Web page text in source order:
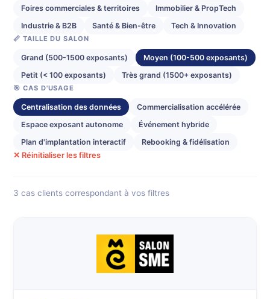
Foires commerciales & territoires
Immobilier & PropTech
Industrie & B2B
Santé & Bien-être Tech & Innovation
📏 TAILLE DU SALON
Grand (500-1500 exposants)
Moyen (100-500 exposants)
Petit (< 100 exposants)
Très grand (1500+ exposants)
🎯 CAS D'USAGE
Centralisation des données
Commercialisation accélérée
Espace exposant autonome
Événement hybride
Plan d'implantation interactif
Rebooking & fidélisation
✕ Réinitialiser les filtres
3 cas clients correspondant à vos filtres